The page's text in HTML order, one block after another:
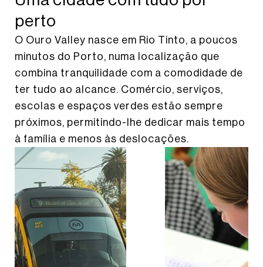
perto
O Ouro Valley nasce em Rio Tinto, a poucos
minutos do Porto, numa localização que
combina tranquilidade com a comodidade de
ter tudo ao alcance. Comércio, serviços,
escolas e espaços verdes estão sempre
próximos, permitindo-lhe dedicar mais tempo
à família e menos às deslocações.